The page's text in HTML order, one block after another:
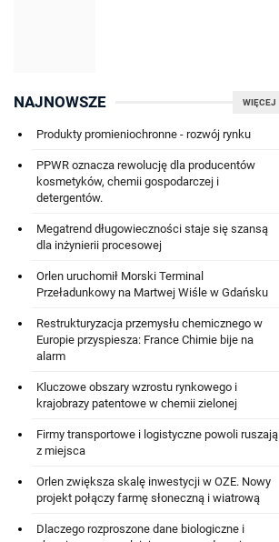
WIĘCEJ
NAJNOWSZE
Produkty promieniochronne - rozwój rynku
PPWR oznacza rewolucję dla producentów
kosmetyków, chemii gospodarczej i
detergentów.
Megatrend długowieczności staje się szansą
dla inżynierii procesowej
Orlen uruchomił Morski Terminal
Przeładunkowy na Martwej Wiśle w Gdańsku
Restrukturyzacja przemysłu chemicznego w
Europie przyspiesza: France Chimie bije na
alarm
Kluczowe obszary wzrostu rynkowego i
krajobrazy patentowe w chemii zielonej
Firmy transportowe i logistyczne powoli ruszają
z miejsca
Orlen zwiększa skalę inwestycji w OZE. Nowy
projekt połączy farmę słoneczną i wiatrową
Dlaczego rozproszone dane biologiczne i